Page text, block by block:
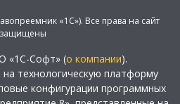
«1С»). Все права на сайт
защищены
«1С-Софт» (о компании).
технологическую платформу
конфигурации программных